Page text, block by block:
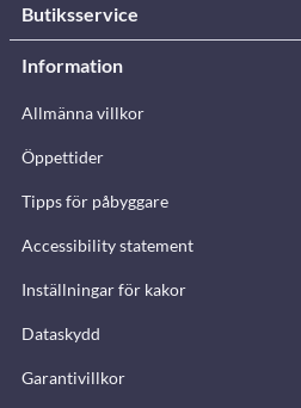
Butiksservice
Information
Allmänna villkor
Öppettider
Tipps för påbyggare
Accessibility statement
Inställningar för kakor
Dataskydd
Garantivillkor